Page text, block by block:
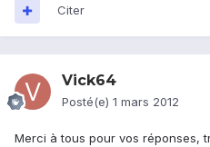
Citer
Vick64
Posté(e) 1 mars 2012
Merci à tous pour vos réponses,